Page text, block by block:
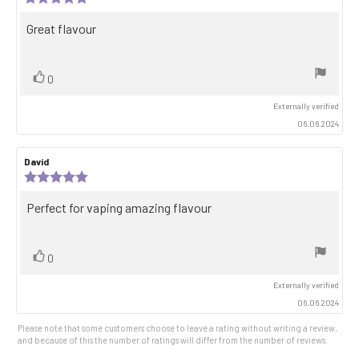
out
Review
Great flavour
Vote
0
Externally verified
06.06.2024
Review
author:
David
date:
out
Review
Perfect for vaping amazing flavour
Vote
0
Externally verified
06.06.2024
Please note that some customers choose to leave a rating without writing a review,
and because of this the number of ratings will differ from the number of reviews.